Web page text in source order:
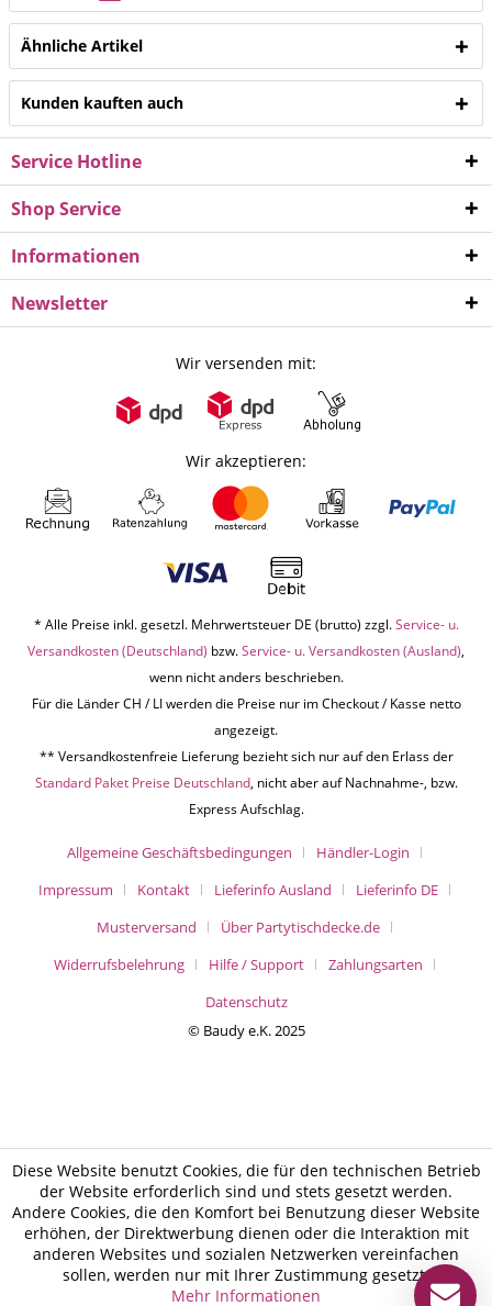
Ähnliche Artikel
Kunden kauften auch
Service Hotline
Shop Service
Informationen
Newsletter
Wir versenden mit:
Wir akzeptieren:
* Alle Preise inkl. gesetzl. Mehrwertsteuer DE (brutto) zzgl.Service- u.
Versandkosten (Deutschland) bzw.Service- u. Versandkosten (Ausland),
wenn nicht anders beschrieben.
Für die Länder CH / LI werden die Preise nur im Checkout / Kasse netto
angezeigt.
** Versandkostenfreie Lieferung bezieht sich nur auf den Erlass der
Standard Paket Preise Deutschland, nicht aber auf Nachnahme-, bzw.
Express Aufschlag.
Allgemeine Geschäftsbedingungen
Händler-Login
Impressum
Kontakt Lieferinfo Ausland
Lieferinfo DE
Musterversand
Über Partytischdecke.de
Widerrufsbelehrung
Hilfe / Support
Zahlungsarten
Datenschutz
© Baudy e.K. 2025
Diese Website benutzt Cookies, die für den technischen Betrieb
der Website erforderlich sind und stets gesetzt werden.
Andere Cookies, die den Komfort bei Benutzung dieser Website
erhöhen, der Direktwerbung dienen oder die Interaktion mit
anderen Websites und sozialen Netzwerken vereinfachen
sollen, werden nur mit Ihrer Zustimmung gesetzt.
Mehr Informationen